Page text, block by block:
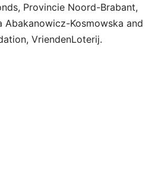
Provincie Noord-Brabant,
Abakanowicz-Kosmowska and
VriendenLoterij.